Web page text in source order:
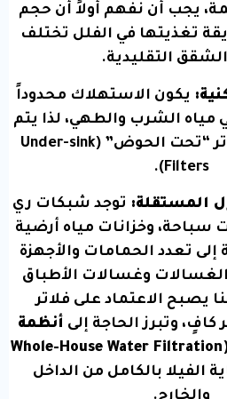
يجب أن نفهم أولاً أن حجم
تغذيتها في الفلل تختلف
التقليدية.
يكون الاستهلاك محدوداً
مياه الشرب والطهي، لذا يتم
الاعتماد على فلاتر “تحت الحوض” (Under-sink
Filters).
المستقلة: توجد شبكات ري
سباحة، وخزانات مياه أرضية
إلى تعدد الحمامات والأجهزة
الغسالات وغسالات الأطباق
يصبح الاعتماد على فلاتر
وتبرز الحاجة إلى أنظمة
الفلترة المركزية (Whole-House Water Filtration
الفيلا بالكامل من الداخل